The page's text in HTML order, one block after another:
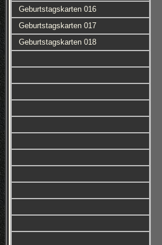
Geburtstagskarten 016
Geburtstagskarten 017
Geburtstagskarten 018